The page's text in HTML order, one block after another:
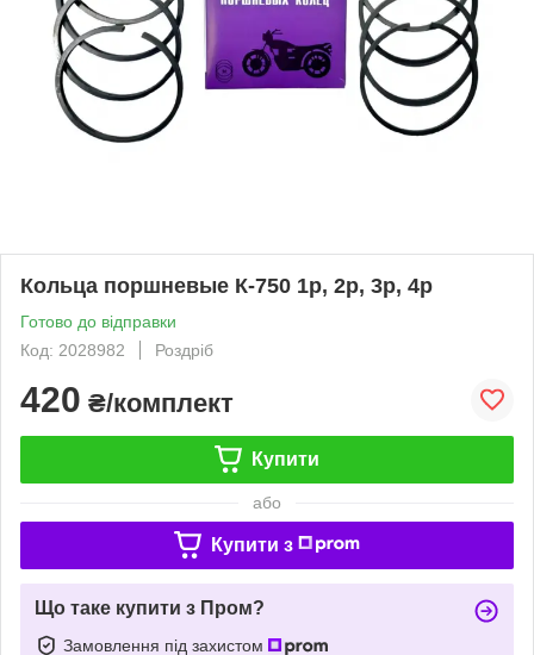
Кольца поршневые К-750 1р, 2р, 3р, 4р
Готово до відправки
Код: 2028982
Роздріб
420 ₴/комплект
Купити
або
Купити з
Що таке купити з Пром?
Замовлення під захистом